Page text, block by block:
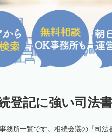
登記に強い司法
務所一覧です。相続会議の「司